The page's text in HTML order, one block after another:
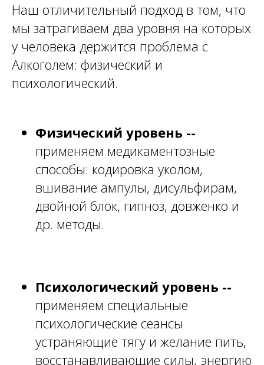
Наш отличительный подход в том, что
мы затрагиваем два уровня на которых
у человека держится проблема с
Алкоголем: физический и
психологический.
Физический уровень --
применяем медикаментозные
способы: кодировка уколом,
вшивание ампулы, дисульфирам,
двойной блок, гипноз, довженко и
др. методы.
Психологический уровень --
применяем специальные
психологические сеансы
устраняющие тягу и желание пить,
восстанавливающие силы, энергию